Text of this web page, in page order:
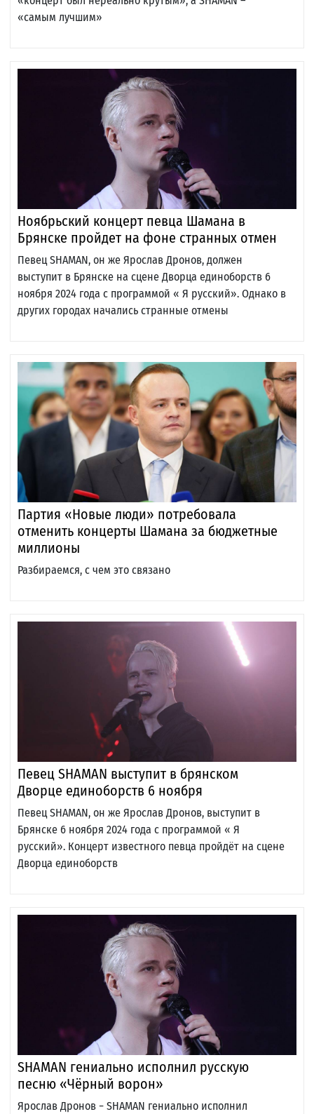
«самым лучшим»
Ноябрьский концерт певца Шамана в
Брянске пройдет на фоне странных отмен
Певец SHAMAN, он же Ярослав Дронов, должен
выступит в Брянске на сцене Дворца единоборств 6
ноября 2024 года с программой « Я русский». Однако в
других городах начались странные отмены
Партия «Новые люди» потребовала
отменить концерты Шамана за бюджетные
миллионы
Разбираемся, с чем это связано
Певец SHAMAN выступит в брянском
Дворце единоборств 6 ноября
Певец SHAMAN, он же Ярослав Дронов, выступит в
Брянске 6 ноября 2024 года с программой « Я
русский». Концерт известного певца пройдёт на сцене
Дворца единоборств
SHAMAN гениально исполнил русскую
песню «Чёрный ворон»
Ярослав Дронов − SHAMAN гениально исполнил